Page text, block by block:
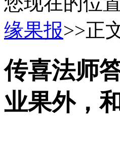
缘果报>>正
传喜法师
业果外，